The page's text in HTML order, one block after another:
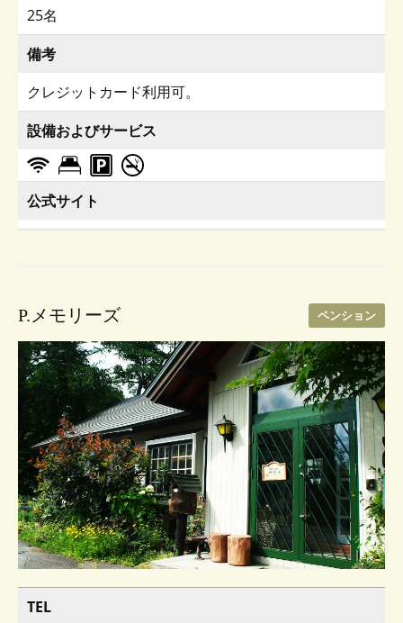
25名
備考
クレジットカード利用可。
設備およびサービス
公式サイト
P.メモリーズ ペンション
TEL